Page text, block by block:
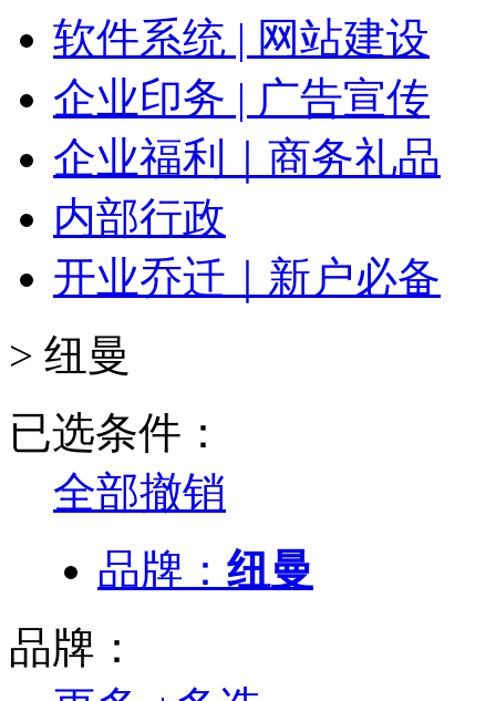
软件系统 | 网站建设
企业印务 | 广告宣传
企业福利｜商务礼品
内部行政
开业乔迁｜新户必备
> 纽曼
已选条件：
全部撤销
品牌： 纽曼
品牌：